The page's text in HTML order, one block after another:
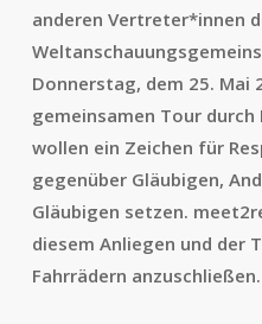
anderen Vertreter*innen
Donnerstag, dem 25. Mai
gemeinsamen Tour durch
wollen ein Zeichen für
gegenüber Gläubigen,
Gläubigen setzen.
diesem Anliegen und der
Fahrrädern anzuschließen.